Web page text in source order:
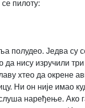
пилоту:
полудео. Једва су
да нису изручили
хтео да окрене
Ни он није имао
наређење. Ако